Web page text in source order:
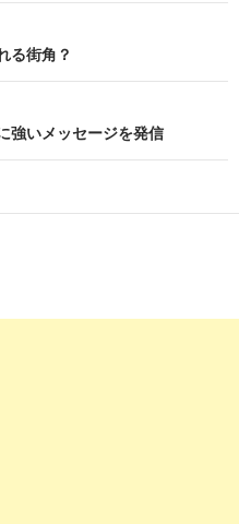
る街角？
強いメッセージを発信